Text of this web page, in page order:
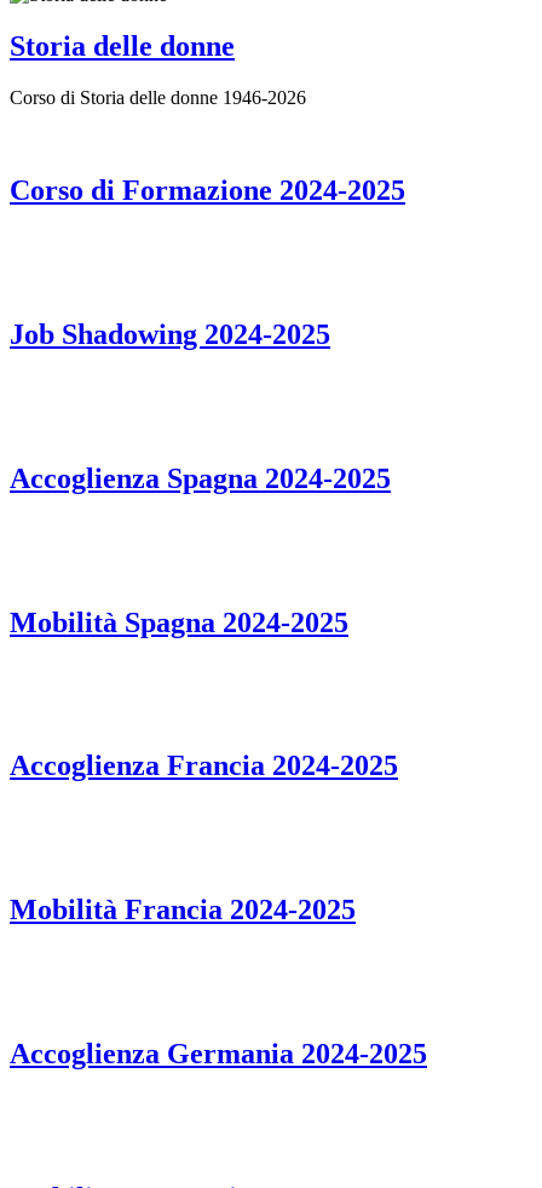
Storia delle donne
Corso di Storia delle donne 1946-2026
Corso di Formazione 2024-2025
Job Shadowing 2024-2025
Accoglienza Spagna 2024-2025
Mobilità Spagna 2024-2025
Accoglienza Francia 2024-2025
Mobilità Francia 2024-2025
Accoglienza Germania 2024-2025